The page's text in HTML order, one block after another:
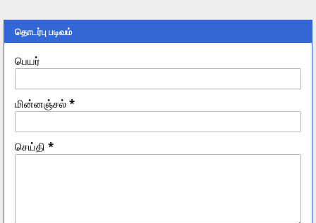
தொடர்பு படிவம்
பெயர்
மின்னஞ்சல் *
செய்தி *